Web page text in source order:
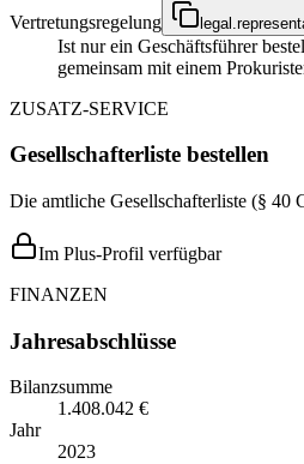
Vertretungsregelung
Ist nur ein Geschäftsführer
gemeinsam mit einem
ZUSATZ-SERVICE
Gesellschafterliste bestellen
Die amtliche Gesellschafterliste (§
Im Plus-Profil verfügbar
FINANZEN
Jahresabschlüsse
Bilanzsumme
1.408.042 €
Jahr
2023